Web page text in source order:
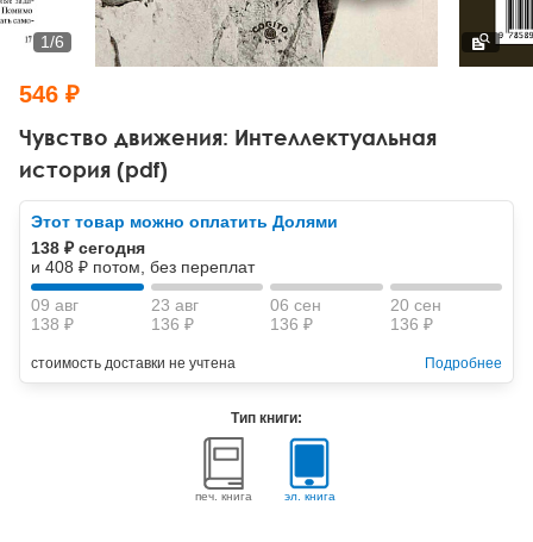
Тревожные расстройства, панические атаки
Психодрама
Другие направления психотерапии
Классический, эриксоновский гипноз и НЛП
НЛП
Психология труда и эргономика
Социальная психология
Социальная и организационная психология
Классический и юнгианский психоанализ
Чувство движения: Интеллектуальная
история (pdf)
1/6
546 ₽
Этот товар можно оплатить Долями
138 ₽ сегодня
и 408 ₽ потом, без переплат
09 авг
138 ₽
23 авг
136 ₽
06 сен
136 ₽
20 сен
136 ₽
стоимость доставки не учтена Подробнее
Тип книги:
печ. книга эл. книга